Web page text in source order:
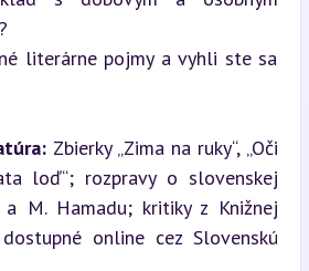
literárne pojmy a vyhli ste sa
Zbierky „Zima na ruky“, „Oči
loď“; rozpravy o slovenskej
a M. Hamadu; kritiky z Knižnej
online cez Slovenskú